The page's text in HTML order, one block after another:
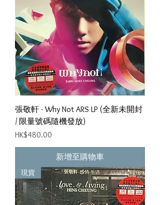
張敬軒 - Why Not ARS LP (全新未開封
/ 限量號碼隨機發放)
價格
HK$480.00
新增至購物車
現貨